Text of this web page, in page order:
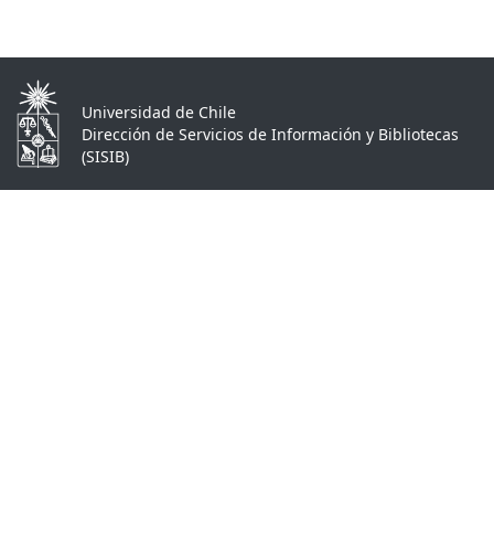
Universidad de Chile
Dirección de Servicios de Información y Bibliotecas
(SISIB)